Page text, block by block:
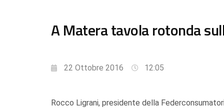
A Matera tavola rotonda
22 Ottobre 2016 12:05
Rocco Ligrani, presidente della